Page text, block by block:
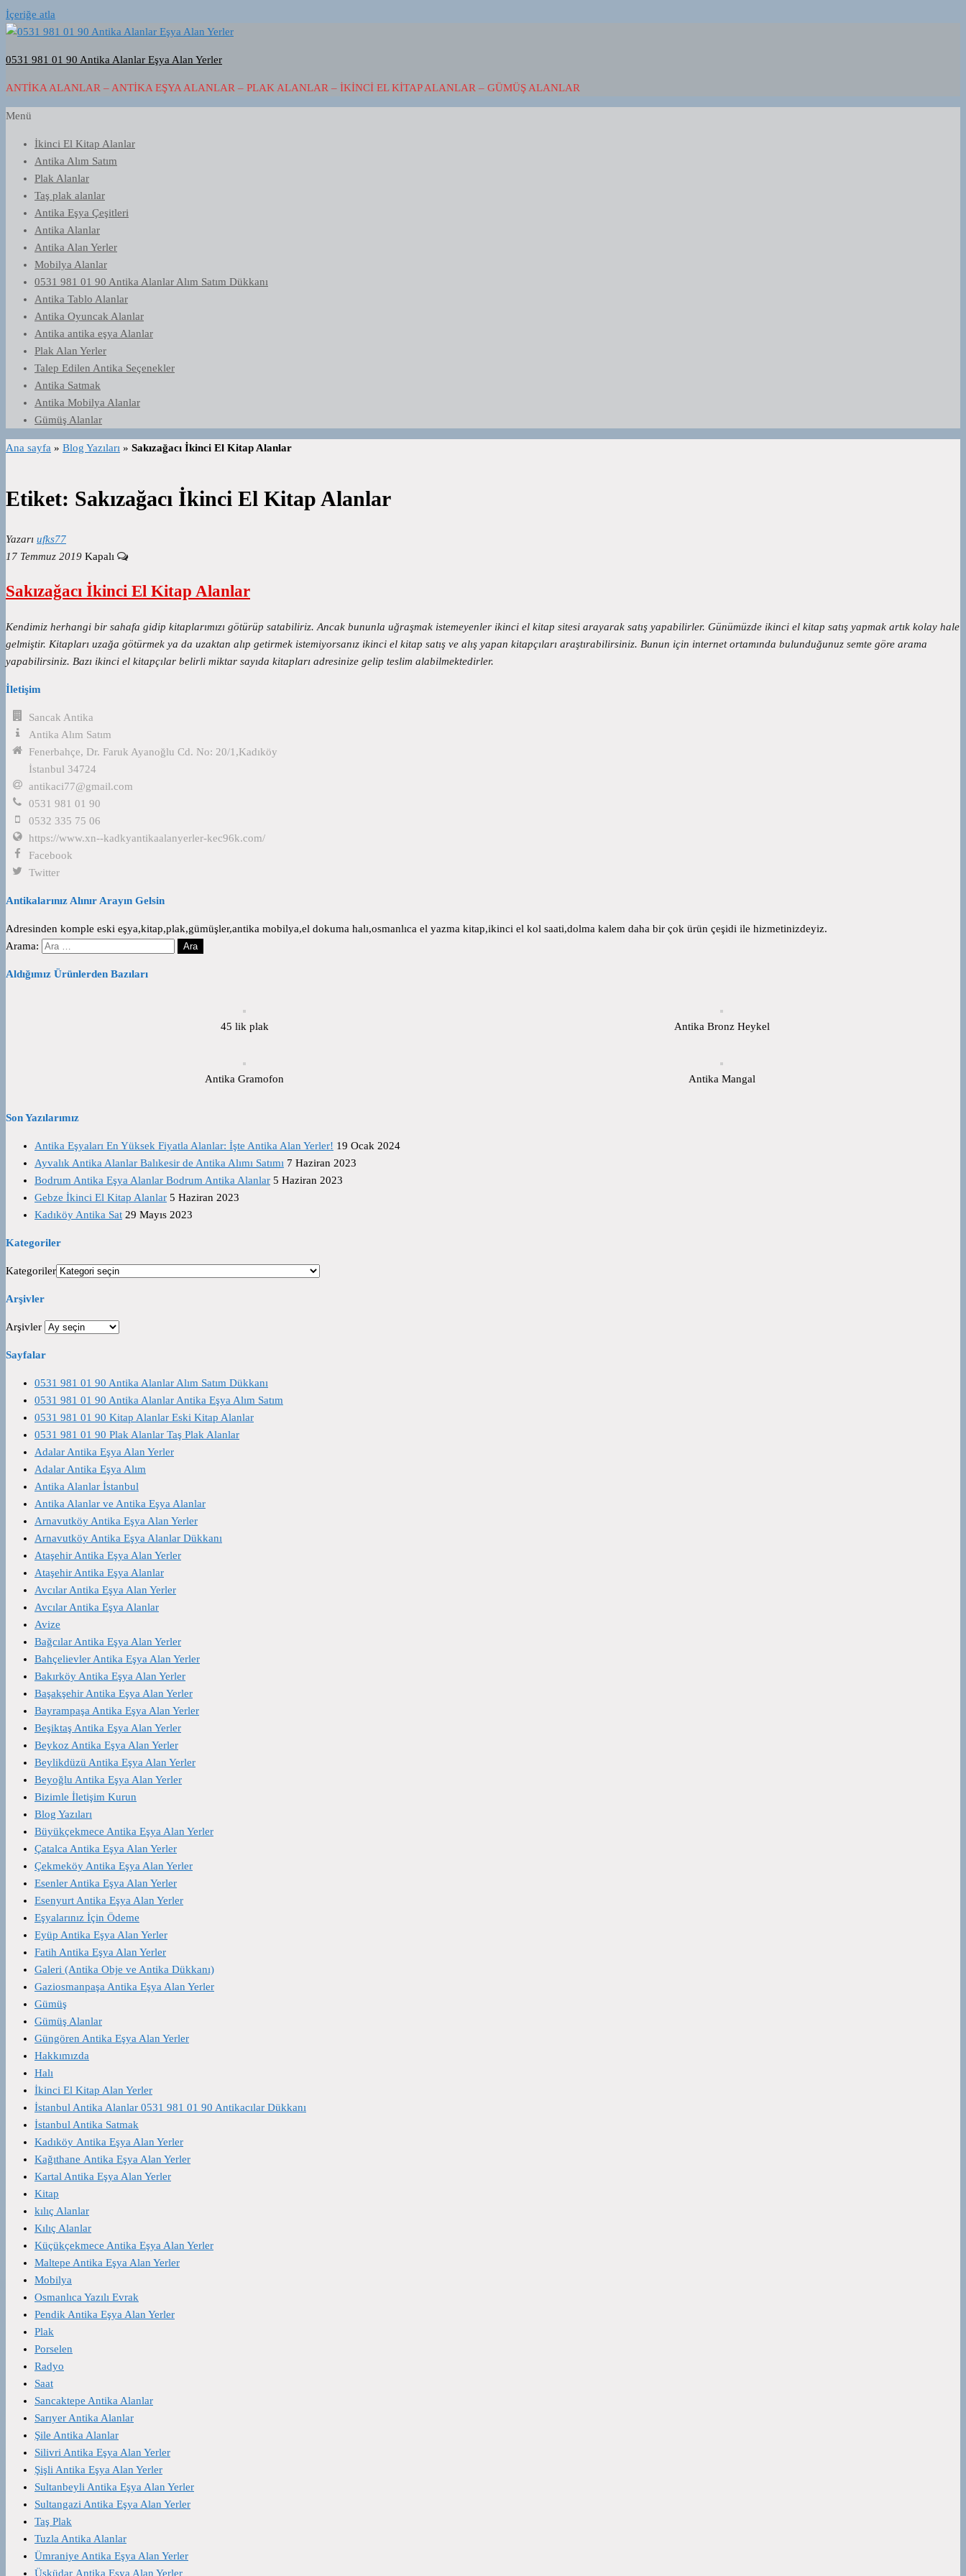
İçeriğe atla
0531 981 01 90 Antika Alanlar Eşya Alan Yerler
ANTIKA ALANLAR – ANTIKA EŞYA ALANLAR – PLAK ALANLAR – İKINCI EL KITAP ALANLAR – GÜMÜŞ ALANLAR
Menü
İkinci El Kitap Alanlar
Antika Alım Satım
Plak Alanlar
Taş plak alanlar
Antika Eşya Çeşitleri
Antika Alanlar
Antika Alan Yerler
Mobilya Alanlar
0531 981 01 90 Antika Alanlar Alım Satım Dükkanı
Antika Tablo Alanlar
Antika Oyuncak Alanlar
Antika antika eşya Alanlar
Plak Alan Yerler
Talep Edilen Antika Seçenekler
Antika Satmak
Antika Mobilya Alanlar
Gümüş Alanlar
Ana sayfa » Blog Yazıları » Sakızağacı İkinci El Kitap Alanlar
Etiket: Sakızağacı İkinci El Kitap Alanlar
Yazarı ufks77
17 Temmuz 2019 Kapalı
Sakızağacı İkinci El Kitap Alanlar
Kendimiz herhangi bir sahafa gidip kitaplarımızı götürüp satabiliriz. Ancak bununla uğraşmak istemeyenler ikinci el kitap sitesi arayarak satış yapabilirler. Günümüzde ikinci el kitap satış yapmak artık kolay hale
gelmiştir. Kitapları uzağa götürmek ya da uzaktan alıp getirmek istemiyorsanız ikinci el kitap satış ve alış yapan kitapçıları araştırabilirsiniz. Bunun için internet ortamında bulunduğunuz semte göre arama
yapabilirsiniz. Bazı ikinci el kitapçılar belirli miktar sayıda kitapları adresinize gelip teslim alabilmektedirler.
İletişim
Sancak Antika
Antika Alım Satım
Fenerbahçe, Dr. Faruk Ayanoğlu Cd. No: 20/1,Kadıköy
İstanbul 34724
antikaci77@gmail.com
0531 981 01 90
0532 335 75 06
https://www.xn--kadkyantikaalanyerler-kec96k.com/
Facebook
Twitter
Antikalarınız Alınır Arayın Gelsin
Adresinden komple eski eşya,kitap,plak,gümüşler,antika mobilya,el dokuma halı,osmanlıca el yazma kitap,ikinci el kol saati,dolma kalem daha bir çok ürün çeşidi ile hizmetinizdeyiz.
Arama:
Aldığımız Ürünlerden Bazıları
45 lik plak Antika Bronz Heykel
Antika Gramofon Antika Mangal
Son Yazılarımız
Antika Eşyaları En Yüksek Fiyatla Alanlar: İşte Antika Alan Yerler! 19 Ocak 2024
Ayvalık Antika Alanlar Balıkesir de Antika Alımı Satımı 7 Haziran 2023
Bodrum Antika Eşya Alanlar Bodrum Antika Alanlar 5 Haziran 2023
Gebze İkinci El Kitap Alanlar 5 Haziran 2023
Kadıköy Antika Sat 29 Mayıs 2023
Kategoriler
Kategoriler
Arşivler
Arşivler
Sayfalar
0531 981 01 90 Antika Alanlar Alım Satım Dükkanı
0531 981 01 90 Antika Alanlar Antika Eşya Alım Satım
0531 981 01 90 Kitap Alanlar Eski Kitap Alanlar
0531 981 01 90 Plak Alanlar Taş Plak Alanlar
Adalar Antika Eşya Alan Yerler
Adalar Antika Eşya Alım
Antika Alanlar İstanbul
Antika Alanlar ve Antika Eşya Alanlar
Arnavutköy Antika Eşya Alan Yerler
Arnavutköy Antika Eşya Alanlar Dükkanı
Ataşehir Antika Eşya Alan Yerler
Ataşehir Antika Eşya Alanlar
Avcılar Antika Eşya Alan Yerler
Avcılar Antika Eşya Alanlar
Avize
Bağcılar Antika Eşya Alan Yerler
Bahçelievler Antika Eşya Alan Yerler
Bakırköy Antika Eşya Alan Yerler
Başakşehir Antika Eşya Alan Yerler
Bayrampaşa Antika Eşya Alan Yerler
Beşiktaş Antika Eşya Alan Yerler
Beykoz Antika Eşya Alan Yerler
Beylikdüzü Antika Eşya Alan Yerler
Beyoğlu Antika Eşya Alan Yerler
Bizimle İletişim Kurun
Blog Yazıları
Büyükçekmece Antika Eşya Alan Yerler
Çatalca Antika Eşya Alan Yerler
Çekmeköy Antika Eşya Alan Yerler
Esenler Antika Eşya Alan Yerler
Esenyurt Antika Eşya Alan Yerler
Eşyalarınız İçin Ödeme
Eyüp Antika Eşya Alan Yerler
Fatih Antika Eşya Alan Yerler
Galeri (Antika Obje ve Antika Dükkanı)
Gaziosmanpaşa Antika Eşya Alan Yerler
Gümüş
Gümüş Alanlar
Güngören Antika Eşya Alan Yerler
Hakkımızda
Halı
İkinci El Kitap Alan Yerler
İstanbul Antika Alanlar 0531 981 01 90 Antikacılar Dükkanı
İstanbul Antika Satmak
Kadıköy Antika Eşya Alan Yerler
Kağıthane Antika Eşya Alan Yerler
Kartal Antika Eşya Alan Yerler
Kitap
kılıç Alanlar
Kılıç Alanlar
Küçükçekmece Antika Eşya Alan Yerler
Maltepe Antika Eşya Alan Yerler
Mobilya
Osmanlıca Yazılı Evrak
Pendik Antika Eşya Alan Yerler
Plak
Porselen
Radyo
Saat
Sancaktepe Antika Alanlar
Sarıyer Antika Alanlar
Şile Antika Alanlar
Silivri Antika Eşya Alan Yerler
Şişli Antika Eşya Alan Yerler
Sultanbeyli Antika Eşya Alan Yerler
Sultangazi Antika Eşya Alan Yerler
Taş Plak
Tuzla Antika Alanlar
Ümraniye Antika Eşya Alan Yerler
Üsküdar Antika Eşya Alan Yerler